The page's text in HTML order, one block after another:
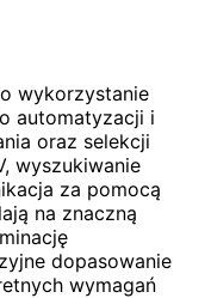
wykorzystanie
automatyzacji i
oraz selekcji
wyszukiwanie
za pomocą
na znaczną
dopasowanie
wymagań